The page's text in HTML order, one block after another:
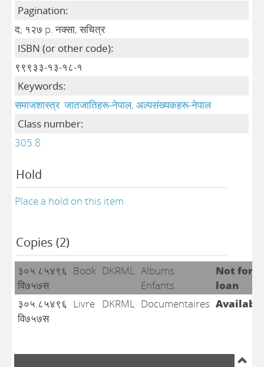
Pagination:
द; १२७ p. नक्सा, सचित्र
ISBN (or other code):
९९९३३-१३-१८-१
Keywords:
समाजशास्त्र जातजातिहरू-नेपाल, अल्पसंख्यकहरू-नेपाल
Class number:
305.8
Hold
Place a hold on this item
Copies (2)
३०५.८५४९६
वि७५७स
Book DKRML Albums
Enfants
Not for
loan
३०५.८५४९६
वि७५७स
Livre DKRML Documentaires